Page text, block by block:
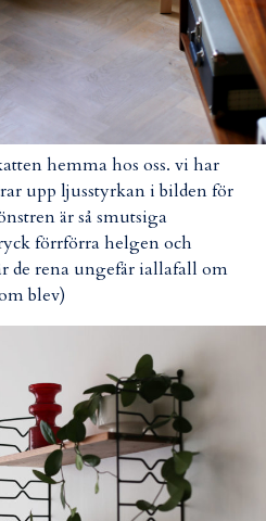
hemma hos oss. vi har
upp ljusstyrkan i bilden för
är så smutsiga
förrförra helgen och
de rena ungefär iallafall om
blev)